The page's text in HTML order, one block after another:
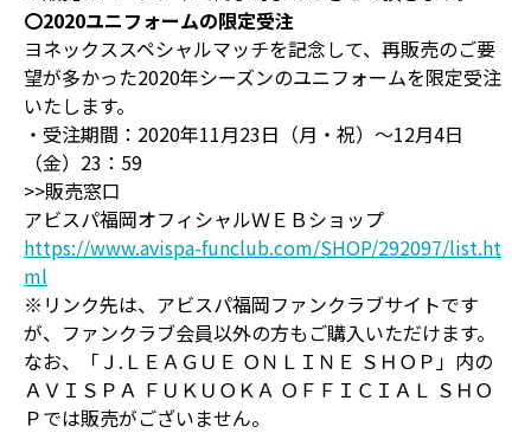
〇2020ユニフォームの限定受注
ヨネックススペシャルマッチを記念して、再販売のご要
望が多かった2020年シーズンのユニフォームを限定受注
いたします。
・受注期間：2020年11月23日（月・祝）～12月4日
（金）23：59
>>販売窓口
アビスパ福岡オフィシャルＷＥＢショップ
https://www.avispa-funclub.com/SHOP/292097/list.ht
ml
※リンク先は、アビスパ福岡ファンクラブサイトです
が、ファンクラブ会員以外の方もご購入いただけます。
なお、「Ｊ.ＬＥＡＧＵＥ ＯＮＬＩＮＥ ＳＨＯＰ」内の
ＡＶＩＳＰＡ ＦＵＫＵＯＫＡ ＯＦＦＩＣＩＡＬ ＳＨＯ
Ｐでは販売がございません。